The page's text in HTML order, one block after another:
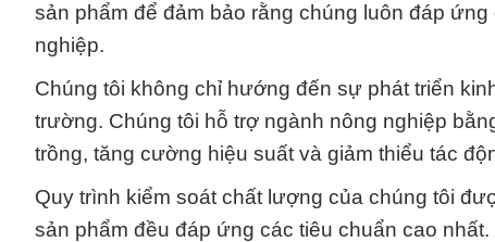
sản phẩm để đảm bảo rằng chúng luôn đáp
nghiệp.
Chúng tôi không chỉ hướng đến sự phát triển
trường. Chúng tôi hỗ trợ ngành nông nghiệp
trồng, tăng cường hiệu suất và giảm thiểu tác
Quy trình kiểm soát chất lượng của chúng tôi
sản phẩm đều đáp ứng các tiêu chuẩn cao